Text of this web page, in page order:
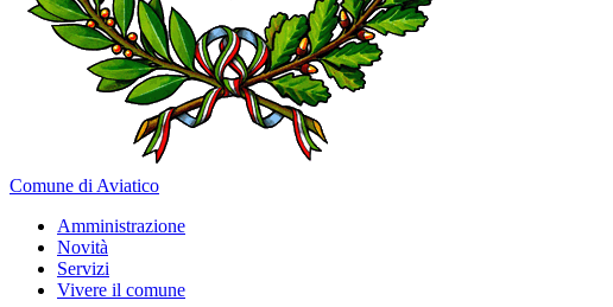
Comune di Aviatico
Amministrazione
Novità
Servizi
Vivere il comune